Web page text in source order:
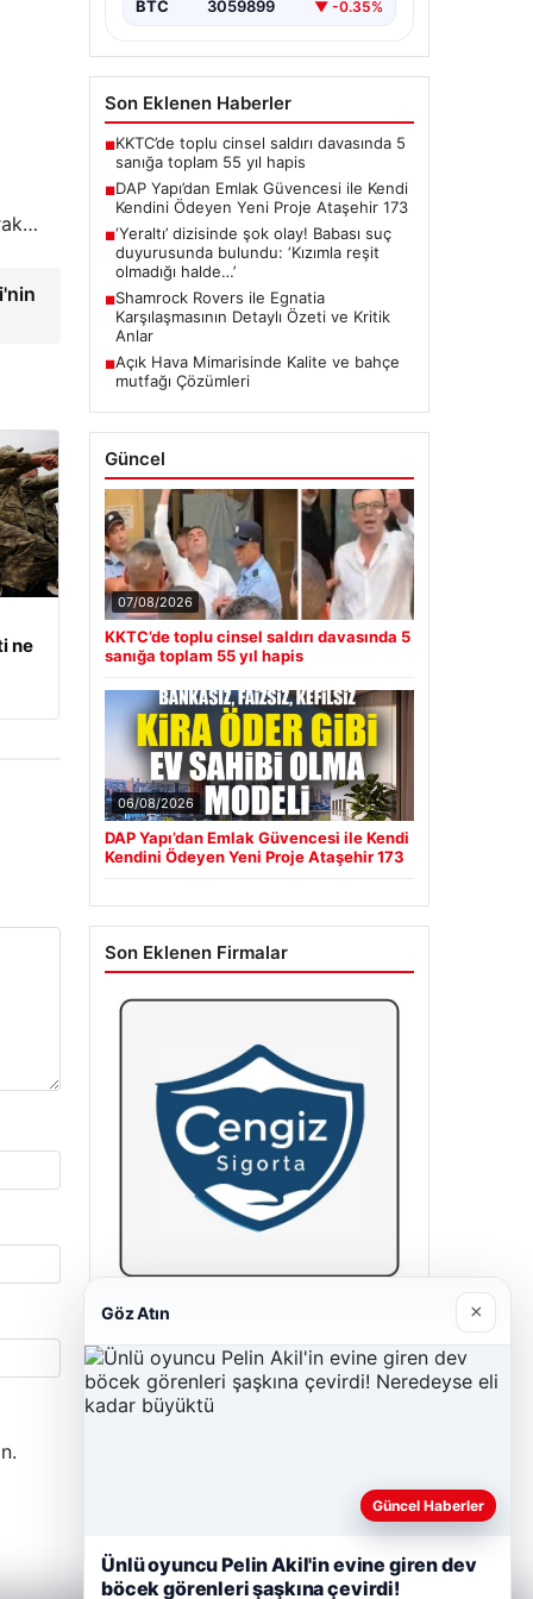
ne
BTC 3059899 ▼ -0.35%
Son Eklenen Haberler
■KKTC’de toplu cinsel saldırı davasında 5
sanığa toplam 55 yıl hapis
■DAP Yapı’dan Emlak Güvencesi ile Kendi
Kendini Ödeyen Yeni Proje Ataşehir 173
■‘Yeraltı’ dizisinde şok olay! Babası suç
duyurusunda bulundu: ‘Kızımla reşit
olmadığı halde…’
■Shamrock Rovers ile Egnatia
Karşılaşmasının Detaylı Özeti ve Kritik
Anlar
■Açık Hava Mimarisinde Kalite ve bahçe
mutfağı Çözümleri
Güncel
07/08/2026
KKTC’de toplu cinsel saldırı davasında 5
sanığa toplam 55 yıl hapis
06/08/2026
DAP Yapı’dan Emlak Güvencesi ile Kendi
Kendini Ödeyen Yeni Proje Ataşehir 173
Son Eklenen Firmalar
Cengiz Sigorta
23/06/2026
Göz Atın ×
Güncel Haberler
Ünlü oyuncu Pelin Akil'in evine giren dev
böcek görenleri şaşkına çevirdi!